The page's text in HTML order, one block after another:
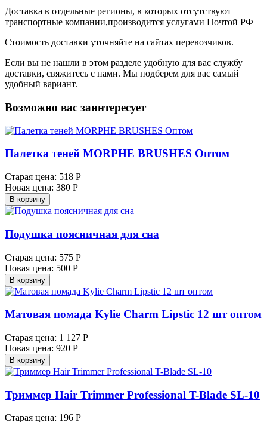
Доставка в отдельные регионы, в которых отсутствуют
транспортные компании,производится услугами Почтой РФ
Стоимость доставки уточняйте на сайтах перевозчиков.
Если вы не нашли в этом разделе удобную для вас службу
доставки, свяжитесь с нами. Мы подберем для вас самый
удобный вариант.
Возможно вас заинтересует
Палетка теней MORPHE BRUSHES Оптом
Старая цена: 518 Р
Новая цена: 380 Р
В корзину
Подушка поясничная для сна
Старая цена: 575 Р
Новая цена: 500 Р
В корзину
Матовая помада Kylie Charm Lipstic 12 шт оптом
Старая цена: 1 127 Р
Новая цена: 920 Р
В корзину
Триммер Hair Trimmer Professional T-Blade SL-10
Старая цена: 196 Р